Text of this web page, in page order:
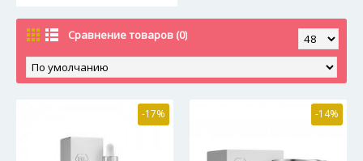
Сравнение товаров (0)
-17% -14%